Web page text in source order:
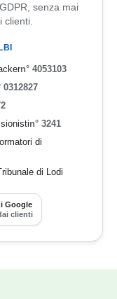
senza mai
clienti.
n° 4053103
0312827
n° 3241
di
di Lodi
Google
clienti